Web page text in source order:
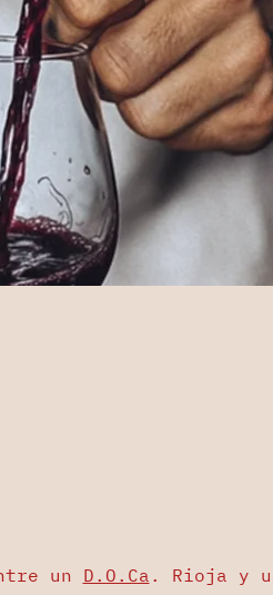
un D.O.Ca . Rioja y